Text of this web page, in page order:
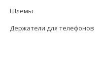
Шлемы
Держатели для телефонов